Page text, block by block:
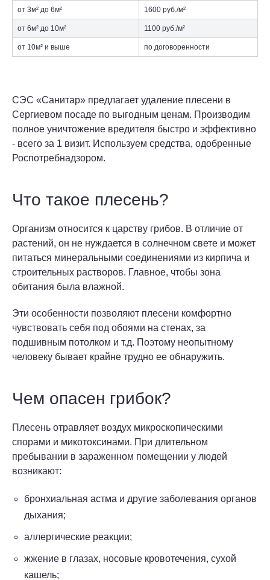
от 3м² до 6м² 1600 руб./м²
от 6м² до 10м² 1100 руб./м²
от 10м² и выше по договоренности
СЭС «Санитар» предлагает удаление плесени в
Сергиевом посаде по выгодным ценам. Производим
полное уничтожение вредителя быстро и эффективно
- всего за 1 визит. Используем средства, одобренные
Роспотребнадзором.
Что такое плесень?
Организм относится к царству грибов. В отличие от
растений, он не нуждается в солнечном свете и может
питаться минеральными соединениями из кирпича и
строительных растворов. Главное, чтобы зона
обитания была влажной.
Эти особенности позволяют плесени комфортно
чувствовать себя под обоями на стенах, за
подшивным потолком и т.д. Поэтому неопытному
человеку бывает крайне трудно ее обнаружить.
Чем опасен грибок?
Плесень отравляет воздух микроскопическими
спорами и микотоксинами. При длительном
пребывании в зараженном помещении у людей
возникают:
бронхиальная астма и другие заболевания органов
дыхания;
аллергические реакции;
жжение в глазах, носовые кровотечения, сухой
кашель;